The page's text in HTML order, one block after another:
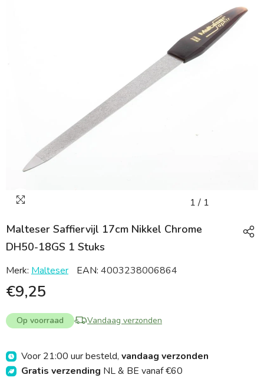
1 / 1
Malteser Saffiervijl 17cm Nikkel Chrome
DH50-18GS 1 Stuks
Merk: Malteser EAN: 4003238006864
€9,25
Op voorraad Vandaag verzonden
Voor 21:00 uur besteld, vandaag verzonden
Gratis verzending NL & BE vanaf €60